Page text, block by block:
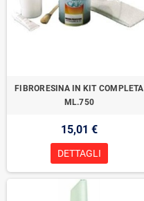
FIBRORESINA IN KIT COMPLETA
ML.750
15,01 €
DETTAGLI